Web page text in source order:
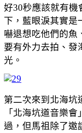
好30秒應該就有機
下，藍眼淚其實是
嚇退想吃他們的魚
要有外力去拍、發
光。
第二次來到北海坑
「北海坑道音樂
過，但馬祖除了邀